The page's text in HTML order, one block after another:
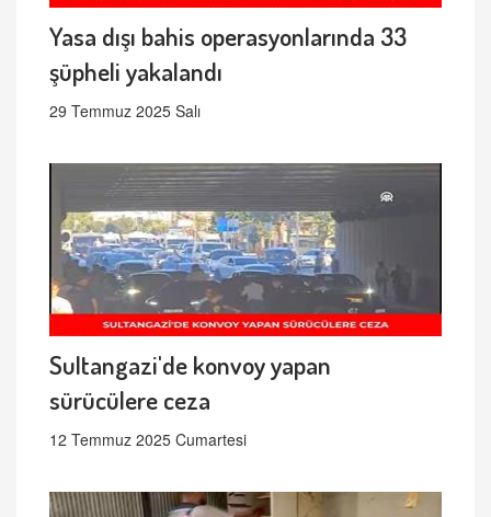
Yasa dışı bahis operasyonlarında 33
şüpheli yakalandı
29 Temmuz 2025 Salı
Sultangazi'de konvoy yapan
sürücülere ceza
12 Temmuz 2025 Cumartesi